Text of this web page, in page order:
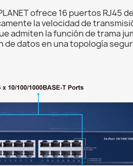
ofrece 16 puertos RJ45
la velocidad de
admiten la función de trama
datos en una topología